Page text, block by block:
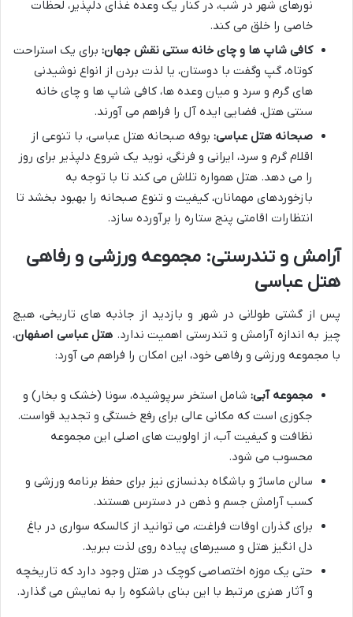
نورهای شهر در شب، در کنار یک وعده غذای دلپذیر، لحظات
خاصی را خلق می کند.
کافی شاپ ها و چای خانه سنتی نقش جهان: برای یک استراحت
کوتاه، گپ وگفت با دوستان، یا لذت بردن از انواع نوشیدنی
های گرم و سرد و میان وعده ها، کافی شاپ ها و چای خانه
سنتی هتل، فضایی ایده آل را فراهم می آورند.
صبحانه هتل عباسی: بوفه صبحانه هتل عباسی، با تنوعی از
اقلام گرم و سرد، ایرانی و فرنگی، نوید یک شروع دلپذیر برای روز
را می دهد. هتل همواره تلاش می کند تا با توجه به
بازخوردهای مهمانان، کیفیت و تنوع صبحانه را بهبود بخشد تا
انتظارات اقامتی پنج ستاره را برآورده سازد.
آرامش و تندرستی: مجموعه ورزشی و رفاهی
هتل عباسی
پس از گشتی طولانی در شهر و بازدید از جاذبه های تاریخی، هیچ
چیز به اندازه آرامش و تندرستی اهمیت ندارد. هتل عباسی اصفهان،
با مجموعه ورزشی و رفاهی خود، این امکان را فراهم می آورد:
مجموعه آبی: شامل استخر سرپوشیده، سونا (خشک و بخار) و
جکوزی است که مکانی عالی برای رفع خستگی و تجدید قواست.
نظافت و کیفیت آب، از اولویت های اصلی این مجموعه
محسوب می شود.
سالن ماساژ و باشگاه بدنسازی نیز برای حفظ برنامه ورزشی و
کسب آرامش جسم و ذهن در دسترس هستند.
برای گذران اوقات فراغت، می توانید از کالسکه سواری در باغ
دل انگیز هتل و مسیرهای پیاده روی لذت ببرید.
حتی یک موزه اختصاصی کوچک در هتل وجود دارد که تاریخچه
و آثار هنری مرتبط با این بنای باشکوه را به نمایش می گذارد.